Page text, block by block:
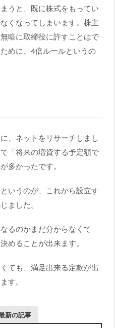
うと、既に株式をもってい
くなってしまいます。株主
暗に取締役に許すことはで
めに、4倍ルールというの
、ネットをリサーチしまし
「将来の増資する予定額で
多かったです。
いうのが、これから設立す
ました。
るのかまだ分からなくて
めることが出来ます。
ても、満足出来る定款が出
す。
新の記事